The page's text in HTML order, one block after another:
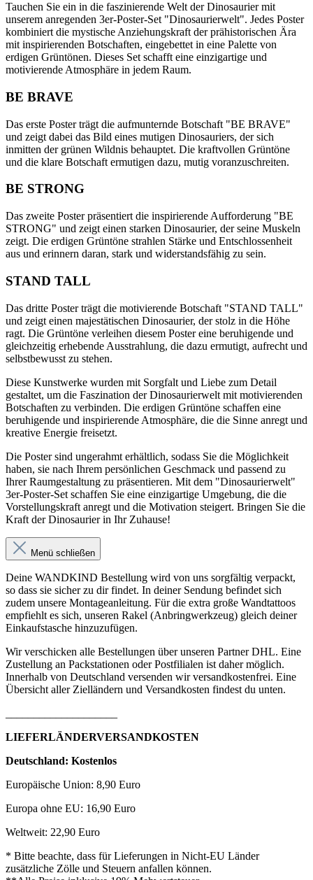
Tauchen Sie ein in die faszinierende Welt der Dinosaurier mit
unserem anregenden 3er-Poster-Set "Dinosaurierwelt". Jedes Poster
kombiniert die mystische Anziehungskraft der prähistorischen Ära
mit inspirierenden Botschaften, eingebettet in eine Palette von
erdigen Grüntönen. Dieses Set schafft eine einzigartige und
motivierende Atmosphäre in jedem Raum.
BE BRAVE
Das erste Poster trägt die aufmunternde Botschaft "BE BRAVE"
und zeigt dabei das Bild eines mutigen Dinosauriers, der sich
inmitten der grünen Wildnis behauptet. Die kraftvollen Grüntöne
und die klare Botschaft ermutigen dazu, mutig voranzuschreiten.
BE STRONG
Das zweite Poster präsentiert die inspirierende Aufforderung "BE
STRONG" und zeigt einen starken Dinosaurier, der seine Muskeln
zeigt. Die erdigen Grüntöne strahlen Stärke und Entschlossenheit
aus und erinnern daran, stark und widerstandsfähig zu sein.
STAND TALL
Das dritte Poster trägt die motivierende Botschaft "STAND TALL"
und zeigt einen majestätischen Dinosaurier, der stolz in die Höhe
ragt. Die Grüntöne verleihen diesem Poster eine beruhigende und
gleichzeitig erhebende Ausstrahlung, die dazu ermutigt, aufrecht und
selbstbewusst zu stehen.
Diese Kunstwerke wurden mit Sorgfalt und Liebe zum Detail
gestaltet, um die Faszination der Dinosaurierwelt mit motivierenden
Botschaften zu verbinden. Die erdigen Grüntöne schaffen eine
beruhigende und inspirierende Atmosphäre, die die Sinne anregt und
kreative Energie freisetzt.
Die Poster sind ungerahmt erhältlich, sodass Sie die Möglichkeit
haben, sie nach Ihrem persönlichen Geschmack und passend zu
Ihrer Raumgestaltung zu präsentieren. Mit dem "Dinosaurierwelt"
3er-Poster-Set schaffen Sie eine einzigartige Umgebung, die die
Vorstellungskraft anregt und die Motivation steigert. Bringen Sie die
Kraft der Dinosaurier in Ihr Zuhause!
Menü schließen
Deine WANDKIND Bestellung wird von uns sorgfältig verpackt,
so dass sie sicher zu dir findet. In deiner Sendung befindet sich
zudem unsere Montageanleitung. Für die extra große Wandtattoos
empfiehlt es sich, unseren Rakel (Anbringwerkzeug) gleich deiner
Einkaufstasche hinzuzufügen.
Wir verschicken alle Bestellungen über unseren Partner DHL. Eine
Zustellung an Packstationen oder Postfilialen ist daher möglich.
Innerhalb von Deutschland versenden wir versandkostenfrei. Eine
Übersicht aller Zielländern und Versandkosten findest du unten.
LIEFERLÄNDERVERSANDKOSTEN
Deutschland: Kostenlos
Europäische Union: 8,90 Euro
Europa ohne EU: 16,90 Euro
Weltweit: 22,90 Euro
* Bitte beachte, dass für Lieferungen in Nicht-EU Länder
zusätzliche Zölle und Steuern anfallen können.